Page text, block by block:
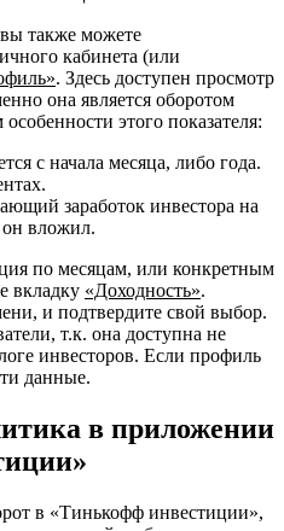
также можете
кабинета (или
. Здесь доступен просмотр
она является оборотом
этого показателя:
с начала месяца, либо года.
заработок инвестора на
вложил.
по месяцам, или конкретным
вкладку «Доходность».
и подтвердите свой выбор.
т.к. она доступна не
инвесторов. Если профиль
данные.
в приложении
в «Тинькофф инвестиции»,